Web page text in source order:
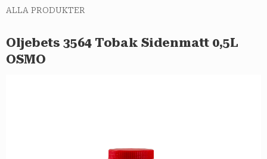
ALLA PRODUKTER
Oljebets 3564 Tobak Sidenmatt 0,5L
OSMO